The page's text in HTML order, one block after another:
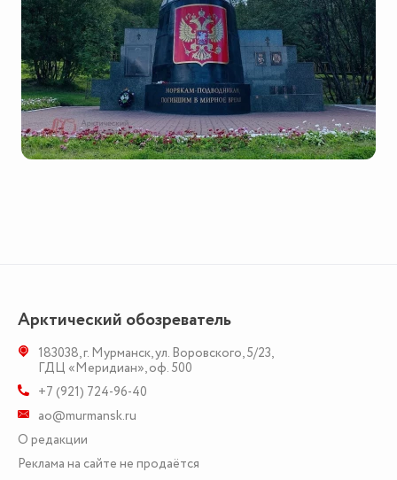
Арктический обозреватель
183038,г. Мурманск,ул. Воровского, 5/23,
ГДЦ «Меридиан», оф. 500
+7 (921) 724-96-40
ao@murmansk.ru
О редакции
Реклама на сайте не продаётся